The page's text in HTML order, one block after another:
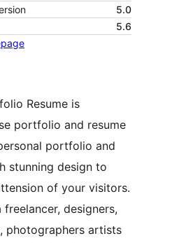
5.0
5.6
Resume is
portfolio and resume
portfolio and
stunning design to
of your visitors.
freelancer, designers,
photographers artists